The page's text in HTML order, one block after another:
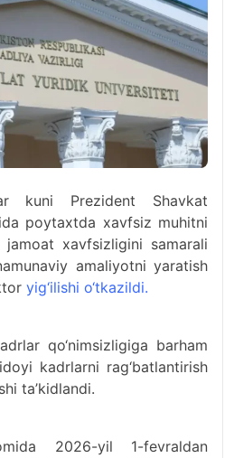
kuni Prezident Shavkat
poytaxtda xavfsiz muhitni
jamoat xavfsizligini samarali
amaliyotni yaratish
yig‘ilishi o‘tkazildi.
qo‘nimsizligiga barham
kadrlarni rag‘batlantirish
ta’kidlandi.
2026-yil 1-fevraldan